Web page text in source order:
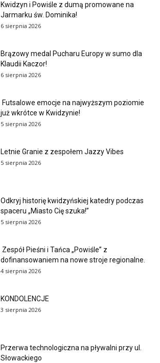
Kwidzyn i Powiśle z dumą promowane na
Jarmarku św. Dominika!
6 sierpnia 2026
Brązowy medal Pucharu Europy w sumo dla
Klaudii Kaczor!
6 sierpnia 2026
Futsalowe emocje na najwyższym poziomie
już wkrótce w Kwidzynie!
5 sierpnia 2026
Letnie Granie z zespołem Jazzy Vibes
5 sierpnia 2026
Odkryj historię kwidzyńskiej katedry podczas
spaceru „Miasto Cię szuka!”
5 sierpnia 2026
Zespół Pieśni i Tańca „Powiśle” z
dofinansowaniem na nowe stroje regionalne.
4 sierpnia 2026
KONDOLENCJE
3 sierpnia 2026
Przerwa technologiczna na pływalni przy ul.
Słowackiego